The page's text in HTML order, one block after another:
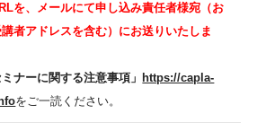
を、メールにて申し込み責任者様宛（お
者アドレスを含む）にお送りいたしま
ミナーに関する注意事項」 https://capla-
をご一読ください。